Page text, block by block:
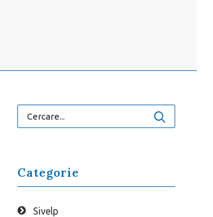
Categorie
Sivelp